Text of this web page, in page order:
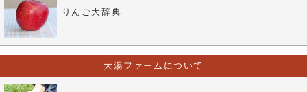
りんご大辞典
大湯ファームについて